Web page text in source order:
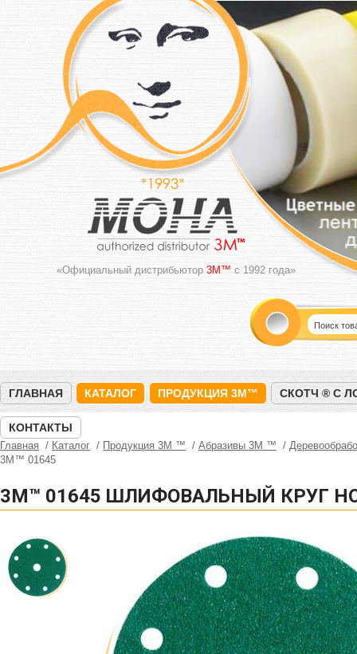
«Официальный дистрибьютор 3M™ с 1992 года»
ГЛАВНАЯ КАТАЛОГ ПРОДУКЦИЯ 3M™ СКОТЧ ® С
КОНТАКТЫ
Главная Каталог Продукция 3M ™ Абразивы 3М ™
3M™ 01645
3M™ 01645 ШЛИФОВАЛЬНЫЙ КРУГ